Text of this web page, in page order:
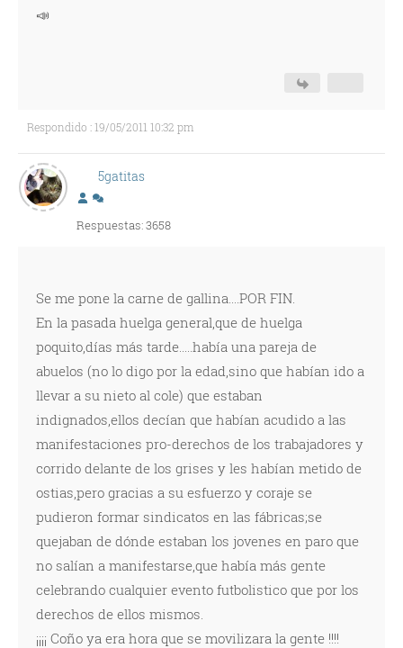
📣
Respondido : 19/05/2011 10:32 pm
5gatitas
Respuestas: 3658
Se me pone la carne de gallina....POR FIN.
En la pasada huelga general,que de huelga
poquito,días más tarde.....había una pareja de
abuelos (no lo digo por la edad,sino que habían ido a
llevar a su nieto al cole) que estaban
indignados,ellos decían que habían acudido a las
manifestaciones pro-derechos de los trabajadores y
corrido delante de los grises y les habían metido de
ostias,pero gracias a su esfuerzo y coraje se
pudieron formar sindicatos en las fábricas;se
quejaban de dónde estaban los jovenes en paro que
no salían a manifestarse,que había más gente
celebrando cualquier evento futbolistico que por los
derechos de ellos mismos.
¡¡¡¡ Coño ya era hora que se movilizara la gente !!!!